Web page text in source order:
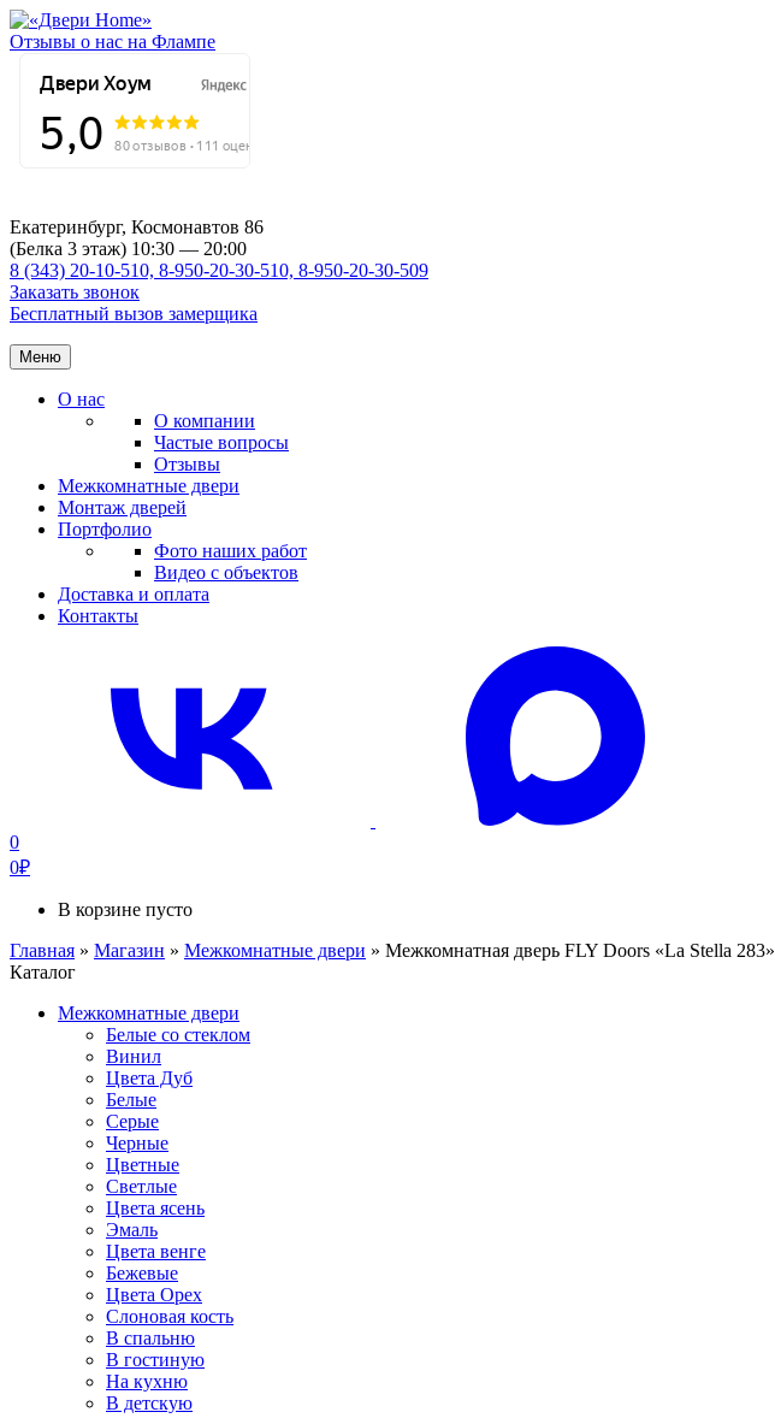
Отзывы о нас на Флампе
Екатеринбург, Космонавтов 86
(Белка 3 этаж) 10:30 — 20:00
8 (343) 20-10-510, 8-950-20-30-510, 8-950-20-30-509
Заказать звонок
Бесплатный вызов замерщика
Меню
О нас
О компании
Частые вопросы
Отзывы
Межкомнатные двери
Монтаж дверей
Портфолио
Фото наших работ
Видео с объектов
Доставка и оплата
Контакты
0
0₽
В корзине пусто
Главная » Магазин » Межкомнатные двери » Межкомнатная дверь FLY Doors «La Stella 283»
Каталог
Межкомнатные двери
Белые со стеклом
Винил
Цвета Дуб
Белые
Серые
Черные
Цветные
Светлые
Цвета ясень
Эмаль
Цвета венге
Бежевые
Цвета Орех
Слоновая кость
В спальню
В гостиную
На кухню
В детскую